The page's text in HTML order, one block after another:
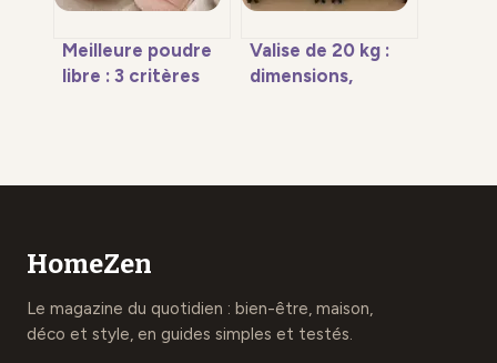
Meilleure poudre
libre : 3 critères
Valise de 20 kg :
dimensions,
HomeZen
Le magazine du quotidien : bien-être, maison,
déco et style, en guides simples et testés.